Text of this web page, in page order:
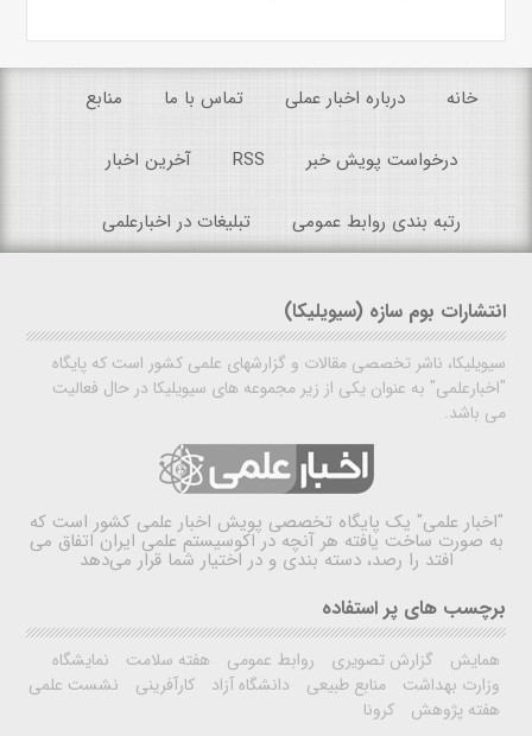
خانه درباره اخبار عملی تماس با ما منابع
درخواست پویش خبر RSS آخرین اخبار
رتبه بندی روابط عمومی تبلیغات در اخبارعلمی
انتشارات بوم سازه (سیویلیکا)
سیویلیکا، ناشر تخصصی مقالات و گزارشهای علمی کشور است که پایگاه
"اخبارعلمی" به عنوان یکی از زیر مجموعه های سیویلیکا در حال فعالیت
می باشد.
"اخبار علمی" یک پایگاه تخصصی پویش اخبار علمی کشور است که
به صورت ساخت یافته هر آنچه در اکوسیستم علمی ایران اتفاق می
افتد را رصد، دسته بندی و در اختیار شما قرار می‌دهد
برچسب های پر استفاده
همایش گزارش تصویری روابط عمومی هفته سلامت
نمایشگاه
وزارت بهداشت
منابع طبیعی دانشگاه آزاد کارآفرینی
نشست علمی
هفته پژوهش
کرونا